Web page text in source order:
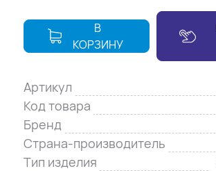
В
КОРЗИНУ
Артикул
Код товара
Бренд
Страна-производитель
Тип изделия